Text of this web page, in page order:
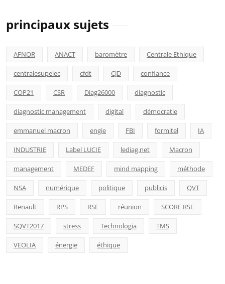
principaux sujets
AFNOR ANACT baromètre Centrale Ethique
centralesupelec cfdt CJD confiance
COP21 CSR Diag26000 diagnostic
diagnostic management digital démocratie
emmanuel macron engie FBI formitel IA
INDUSTRIE Label LUCIE lediag.net Macron
management MEDEF mind mapping méthode
NSA numérique politique publicis QVT
Renault RPS RSE réunion SCORE RSE
SQVT2017 stress Technologia TMS
VEOLIA énergie éthique